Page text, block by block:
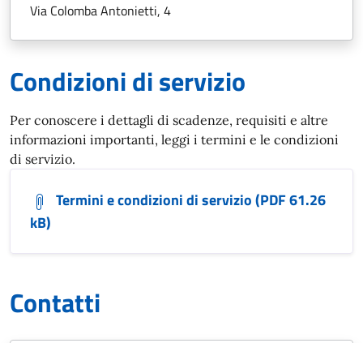
Via Colomba Antonietti, 4
Condizioni di servizio
Per conoscere i dettagli di scadenze, requisiti e altre
informazioni importanti, leggi i termini e le condizioni
di servizio.
Termini e condizioni di servizio (PDF 61.26
kB)
Contatti